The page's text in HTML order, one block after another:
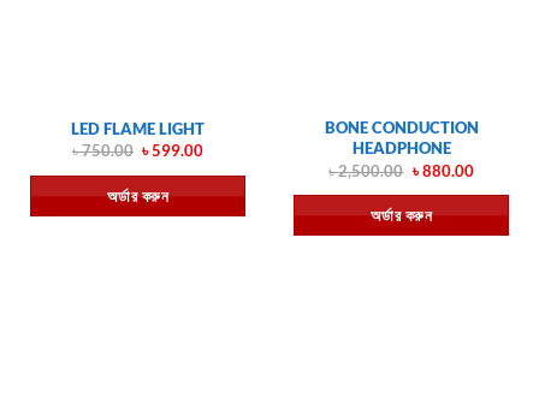
LED FLAME LIGHT
৳750.00 Original
was:
৳ 750.00.
৳599.00Current
is:
৳ 599.00.
অর্ডার করুন
BONE CONDUCTION
HEADPHONE
৳2,500.00 Original
was:
৳ 2,500.00.
৳880.00Current
is:
৳ 880.00.
অর্ডার করুন